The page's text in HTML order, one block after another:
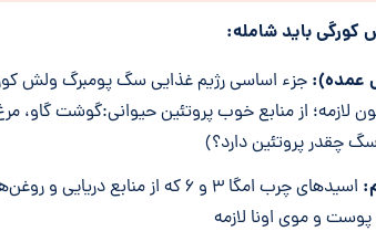
باید شامله:
عمده): جزء اساسی رژیم غذایی سگ پومبرگ ولش
لازمه؛ از منابع خوب پروتئین حیوانی:گوشت گاو،
چقدر پروتئین دارد؟)
اسیدهای چرب امگا ۳ و ۶ که از
و موی اونا لازمه